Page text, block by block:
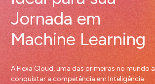
Jornada em
Machine Learning
A Flexa Cloud, uma das primeiras no mundo a
conquistar a competência em Inteligência